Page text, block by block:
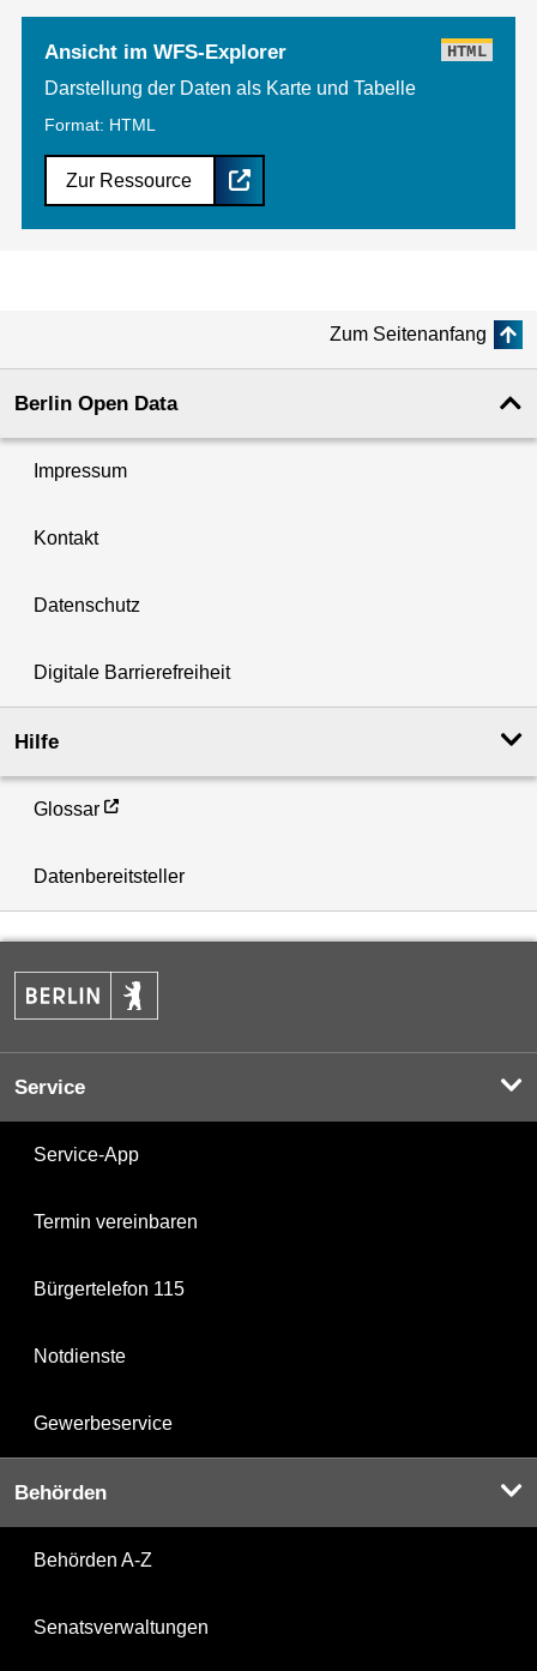
Ansicht im WFS-Explorer HTML
Darstellung der Daten als Karte und Tabelle
Format: HTML
Zur Ressource
Zum Seitenanfang
Berlin Open Data
Impressum
Kontakt
Datenschutz
Digitale Barrierefreiheit
Hilfe
Glossar
Datenbereitsteller
Service
Service-App
Termin vereinbaren
Bürgertelefon 115
Notdienste
Gewerbeservice
Behörden
Behörden A-Z
Senatsverwaltungen